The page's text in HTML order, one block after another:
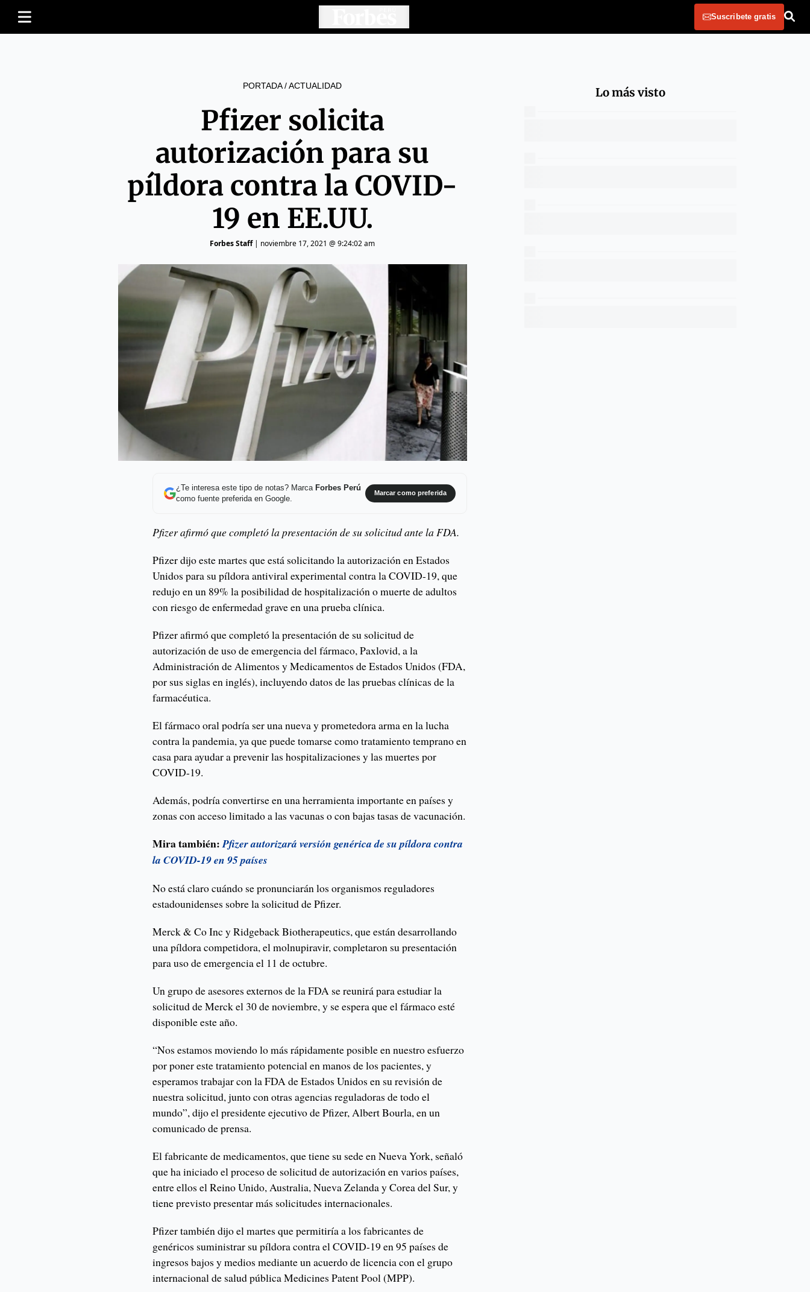
Suscribete gratis
PORTADA/ACTUALIDAD
Pfizer solicita
autorización para su
píldora contra la COVID-
19 en EE.UU.
Forbes Staff| noviembre 17, 2021 @ 9:24:02 am
¿Te interesa este tipo de notas? Marca Forbes Perú
como fuente preferida en Google.
Marcar como preferida
Pfizer afirmó que completó la presentación de su solicitud ante la FDA.
Pfizer dijo este martes que está solicitando la autorización en Estados
Unidos para su píldora antiviral experimental contra la COVID-19, que
redujo en un 89% la posibilidad de hospitalización o muerte de adultos
con riesgo de enfermedad grave en una prueba clínica.
Pfizer afirmó que completó la presentación de su solicitud de
autorización de uso de emergencia del fármaco, Paxlovid, a la
Administración de Alimentos y Medicamentos de Estados Unidos (FDA,
por sus siglas en inglés), incluyendo datos de las pruebas clínicas de la
farmacéutica.
El fármaco oral podría ser una nueva y prometedora arma en la lucha
contra la pandemia, ya que puede tomarse como tratamiento temprano en
casa para ayudar a prevenir las hospitalizaciones y las muertes por
COVID-19.
Además, podría convertirse en una herramienta importante en países y
zonas con acceso limitado a las vacunas o con bajas tasas de vacunación.
Mira también: Pfizer autorizará versión genérica de su píldora contra
la COVID-19 en 95 países
No está claro cuándo se pronunciarán los organismos reguladores
estadounidenses sobre la solicitud de Pfizer.
Merck & Co Inc y Ridgeback Biotherapeutics, que están desarrollando
una píldora competidora, el molnupiravir, completaron su presentación
para uso de emergencia el 11 de octubre.
Un grupo de asesores externos de la FDA se reunirá para estudiar la
solicitud de Merck el 30 de noviembre, y se espera que el fármaco esté
disponible este año.
“Nos estamos moviendo lo más rápidamente posible en nuestro esfuerzo
por poner este tratamiento potencial en manos de los pacientes, y
esperamos trabajar con la FDA de Estados Unidos en su revisión de
nuestra solicitud, junto con otras agencias reguladoras de todo el
mundo”, dijo el presidente ejecutivo de Pfizer, Albert Bourla, en un
comunicado de prensa.
El fabricante de medicamentos, que tiene su sede en Nueva York, señaló
que ha iniciado el proceso de solicitud de autorización en varios países,
entre ellos el Reino Unido, Australia, Nueva Zelanda y Corea del Sur, y
tiene previsto presentar más solicitudes internacionales.
Pfizer también dijo el martes que permitiría a los fabricantes de
genéricos suministrar su píldora contra el COVID-19 en 95 países de
ingresos bajos y medios mediante un acuerdo de licencia con el grupo
internacional de salud pública Medicines Patent Pool (MPP).
Lo más visto